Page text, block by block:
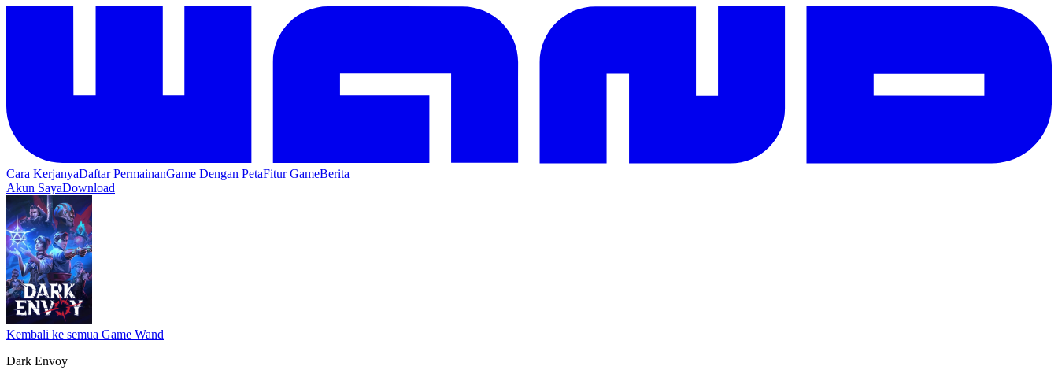
Cara KerjanyaDaftar PermainanGame Dengan PetaFitur GameBerita
Akun SayaDownload
Kembali ke semua Game Wand
Dark Envoy